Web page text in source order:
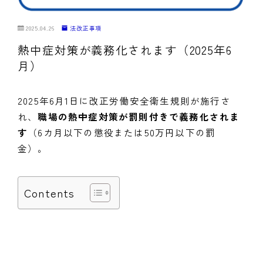
2025.04.26 法改正事項
熱中症対策が義務化されます（2025年6
月）
2025年6月1日に改正労働安全衛生規則が施行さ
れ、職場の熱中症対策が罰則付きで義務化されま
す （6カ月以下の懲役または50万円以下の罰
金）。
Contents